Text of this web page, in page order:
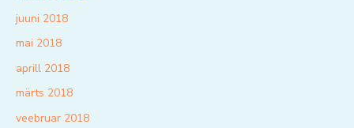
juuni 2018
mai 2018
aprill 2018
märts 2018
veebruar 2018